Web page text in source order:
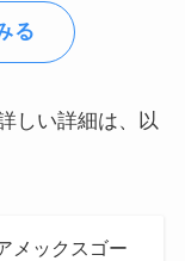
る
しい詳細は、以
メックスゴー